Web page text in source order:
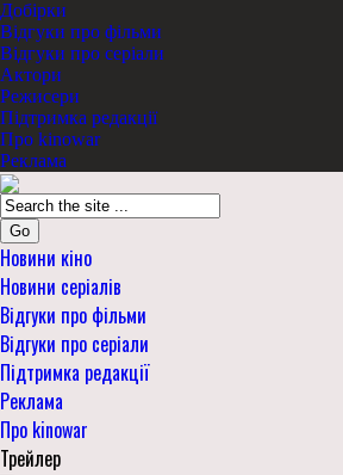
Добірки
Відгуки про фільми
Відгуки про серіали
Актори
Режисери
Підтримка редакції
Про kinowar
Реклама
Go
Новини кіно
Новини серіалів
Відгуки про фільми
Відгуки про серіали
Підтримка редакції
Реклама
Про kinowar
Трейлер